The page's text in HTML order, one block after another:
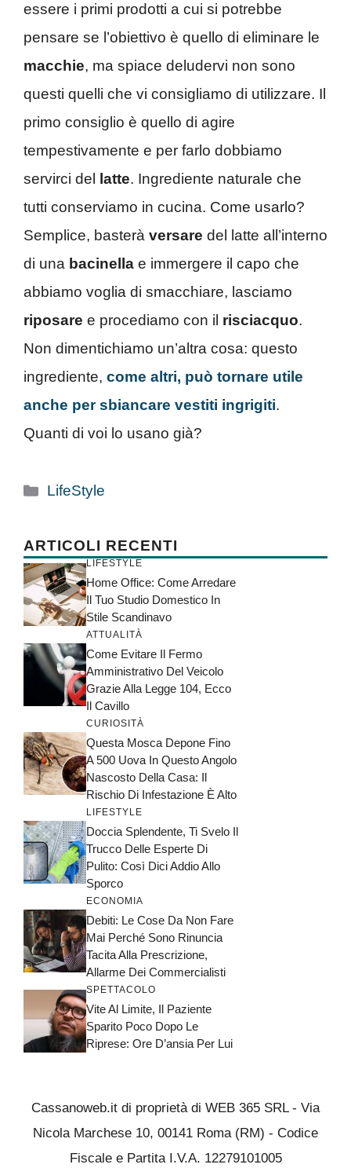
essere i primi prodotti a cui si potrebbe
pensare se l’obiettivo è quello di eliminare le
macchie, ma spiace deludervi non sono
questi quelli che vi consigliamo di utilizzare. Il
primo consiglio è quello di agire
tempestivamente e per farlo dobbiamo
servirci del
latte. Ingrediente naturale che
tutti conserviamo in cucina. Come usarlo?
Semplice, basterà versare del latte all’interno
di una bacinella e immergere il capo che
abbiamo voglia di smacchiare, lasciamo
riposare e procediamo con il risciacquo.
Non dimentichiamo un’altra cosa: questo
ingrediente, come altri, può tornare utile
anche per sbiancare vestiti ingrigiti.
Quanti di voi lo usano già?
Categorie
LifeStyle
ARTICOLI RECENTI
LIFESTYLE
Home Office: Come Arredare
Il Tuo Studio Domestico In
Stile Scandinavo
ATTUALITÀ
Come Evitare Il Fermo
Amministrativo Del Veicolo
Grazie Alla Legge 104, Ecco
Il Cavillo
CURIOSITÀ
Questa Mosca Depone Fino
A 500 Uova In Questo Angolo
Nascosto Della Casa: Il
Rischio Di Infestazione È Alto
LIFESTYLE
Doccia Splendente, Ti Svelo Il
Trucco Delle Esperte Di
Pulito: Così Dici Addio Allo
Sporco
ECONOMIA
Debiti: Le Cose Da Non Fare
Mai Perché Sono Rinuncia
Tacita Alla Prescrizione,
Allarme Dei Commercialisti
SPETTACOLO
Vite Al Limite, Il Paziente
Sparito Poco Dopo Le
Riprese: Ore D’ansia Per Lui
Cassanoweb.it di proprietà di WEB 365 SRL - Via
Nicola Marchese 10, 00141 Roma (RM) - Codice
Fiscale e Partita I.V.A. 12279101005